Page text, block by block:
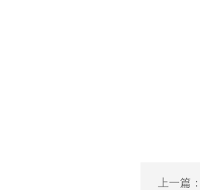
上一篇